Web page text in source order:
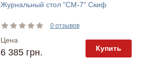
Журнальный стол "СМ-7" Скиф
0 отзывов
Цена
6 385 грн. Купить